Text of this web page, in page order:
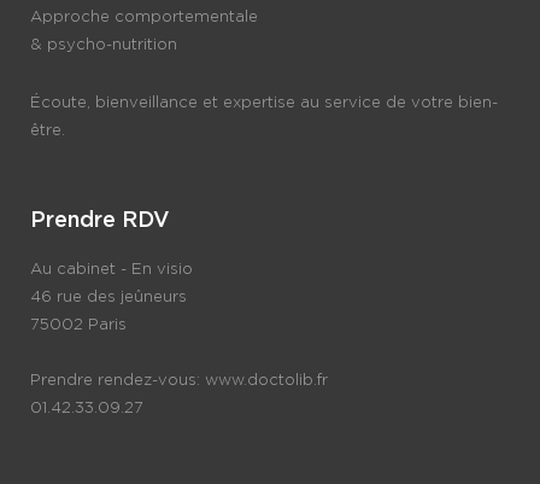
Approche comportementale
& psycho-nutrition
Écoute, bienveillance et expertise au service de votre bien-
être.
Prendre RDV
Au cabinet - En visio
46 rue des jeûneurs
75002 Paris
Prendre rendez-vous: www.doctolib.fr
01.42.33.09.27